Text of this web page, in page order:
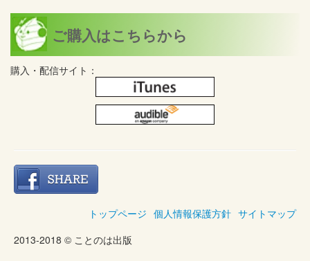
ご購入はこちらから
購入・配信サイト：
トップページ 個人情報保護方針 サイトマップ
2013-2018 © ことのは出版